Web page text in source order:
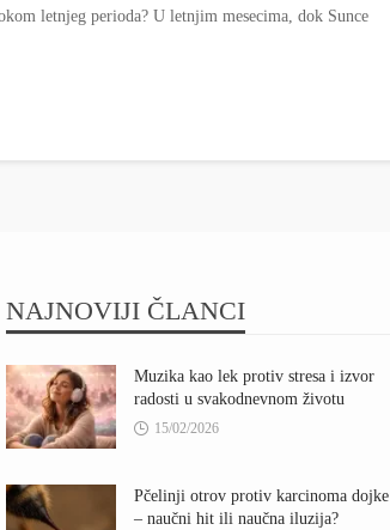
letnjeg perioda? U letnjim mesecima, dok Sunce
NAJNOVIJI ČLANCI
Muzika kao lek protiv stresa i izvor
radosti u svakodnevnom životu
15/02/2026
Pčelinji otrov protiv karcinoma dojke
– naučni hit ili naučna iluzija?